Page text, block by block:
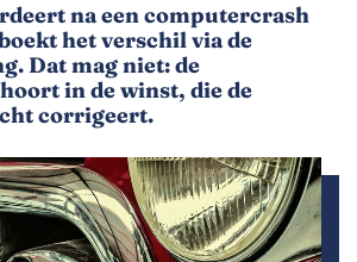
na een computercrash
het verschil via de
Dat mag niet: de
in de winst, die de
corrigeert.